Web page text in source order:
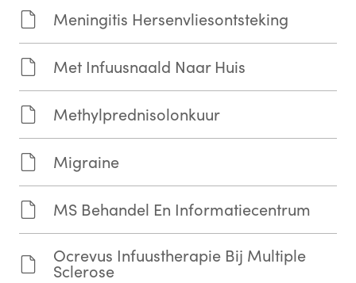
Meningitis Hersenvliesontsteking
Met Infuusnaald Naar Huis
Methylprednisolonkuur
Migraine
MS Behandel En Informatiecentrum
Ocrevus Infuustherapie Bij Multiple
Sclerose